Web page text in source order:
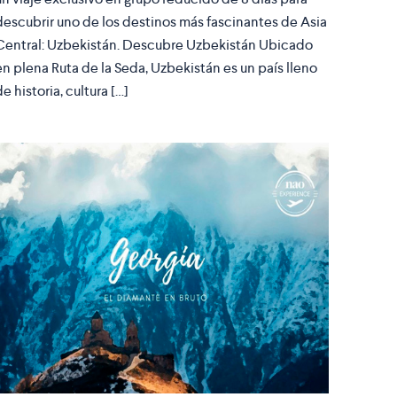
uno de los destinos más fascinantes de Asia
Uzbekistán. Descubre Uzbekistán Ubicado
plena Ruta de la Seda, Uzbekistán es un país lleno
historia, cultura […]